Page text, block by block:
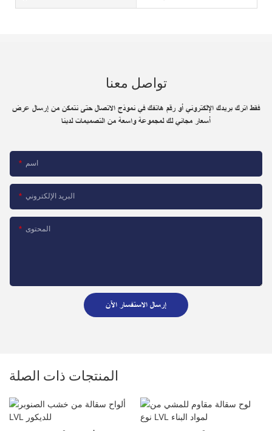
تواصل معنا
فقط اترك بريدك الإلكتروني أو رقم هاتفك في نموذج الاتصال حتى نتمكن من إرسال عرض
أسعار مجاني لك لمجموعة واسعة من التصميمات لدينا
اسم
البريد الإلكتروني
المحتوى
إرسال الاستفسار الآن
المنتجات ذات الصلة